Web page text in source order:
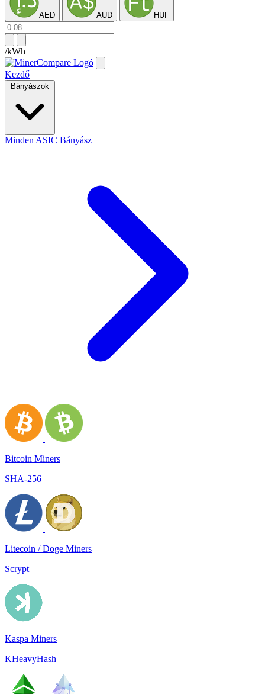
AED AUD HUF
/kWh
Kezdő
Bányászok
Minden ASIC Bányász
Bitcoin Miners
SHA-256
Litecoin / Doge Miners
Scrypt
Kaspa Miners
KHeavyHash